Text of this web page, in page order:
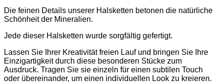
Die feinen Details unserer Halsketten betonen die natürliche
Schönheit der Mineralien.
Jede dieser Halsketten wurde sorgfältig gefertigt.
Lassen Sie Ihrer Kreativität freien Lauf und bringen Sie Ihre
Einzigartigkeit durch diese besonderen Stücke zum
Ausdruck. Tragen Sie sie einzeln für einen subtilen Touch
oder übereinander, um einen individuellen Look zu kreieren.